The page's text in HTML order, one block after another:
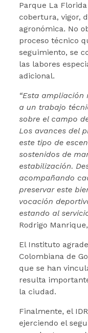
Parque La
cobertura, vigor,
agronómica. No
proceso técnico
seguimiento, se
las labores
adicional.
“Esta
a un trabajo
sobre el campo
Los avances del
este tipo de
sostenidos de
estabilización.
acompañando
preservar este
vocación
estando al
Rodrigo
El Instituto
Colombiana de
que se han
resulta
la ciudad.
Finalmente, el
ejerciendo el